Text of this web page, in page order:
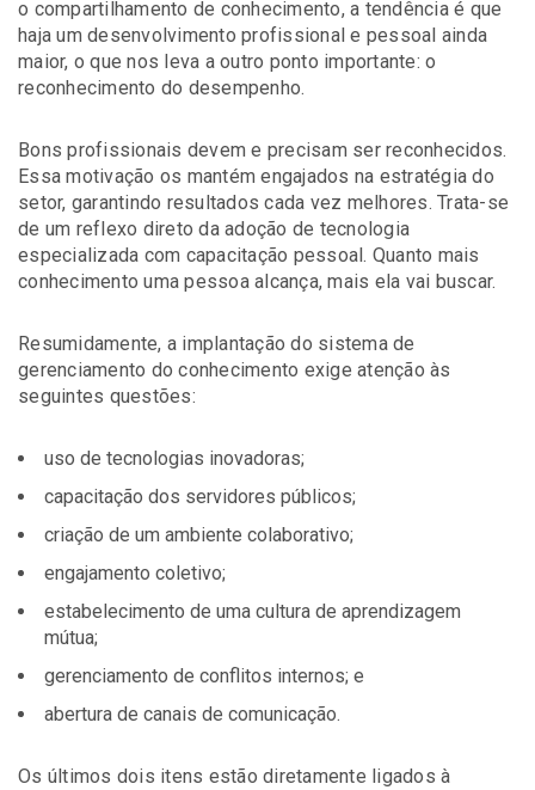
o compartilhamento de conhecimento, a tendência é que
haja um desenvolvimento profissional e pessoal ainda
maior, o que nos leva a outro ponto importante: o
reconhecimento do desempenho.
Bons profissionais devem e precisam ser reconhecidos.
Essa motivação os mantém engajados na estratégia do
setor, garantindo resultados cada vez melhores. Trata-se
de um reflexo direto da adoção de tecnologia
especializada com capacitação pessoal. Quanto mais
conhecimento uma pessoa alcança, mais ela vai buscar.
Resumidamente, a implantação do sistema de
gerenciamento do conhecimento exige atenção às
seguintes questões:
uso de tecnologias inovadoras;
capacitação dos servidores públicos;
criação de um ambiente colaborativo;
engajamento coletivo;
estabelecimento de uma cultura de aprendizagem
mútua;
gerenciamento de conflitos internos; e
abertura de canais de comunicação.
Os últimos dois itens estão diretamente ligados à